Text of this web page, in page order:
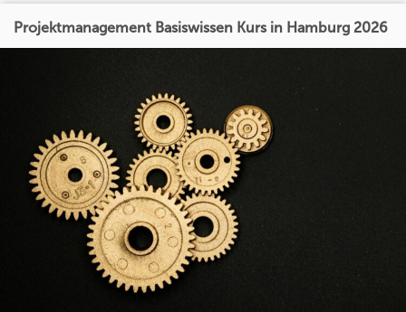
Projektmanagement Basiswissen Kurs in Hamburg 2026